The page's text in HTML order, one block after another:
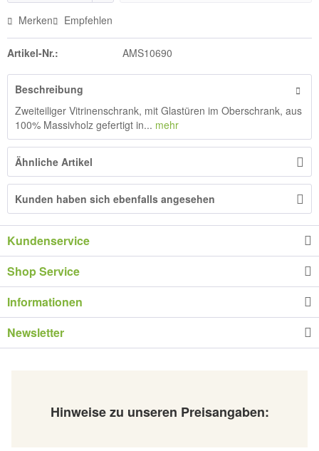
Merken Empfehlen
Artikel-Nr.: AMS10690
Beschreibung
Zweiteiliger Vitrinenschrank, mit Glastüren im Oberschrank, aus
100% Massivholz gefertigt in... mehr
Ähnliche Artikel
Kunden haben sich ebenfalls angesehen
Kundenservice
Shop Service
Informationen
Newsletter
Hinweise zu unseren Preisangaben: